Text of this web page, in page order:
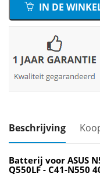
IN DE
Beschrijving
Batterij voor ASUS
Q550LF - C41-N550